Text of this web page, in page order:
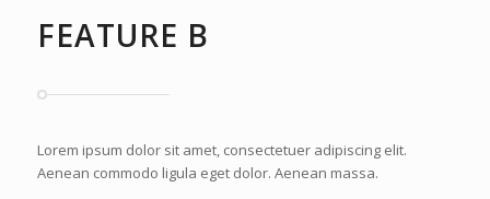
FEATURE B
Lorem ipsum dolor sit amet, consectetuer adipiscing elit.
Aenean commodo ligula eget dolor. Aenean massa.